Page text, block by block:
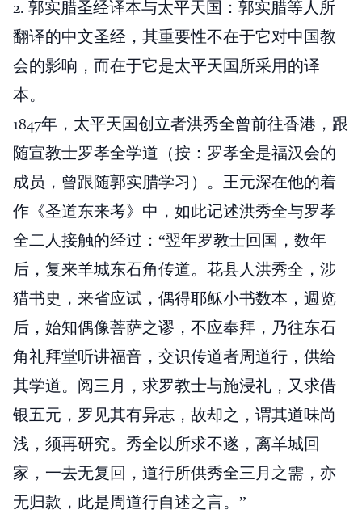
2. 郭实腊圣经译本与太平天国：郭实腊等人所
翻译的中文圣经，其重要性不在于它对中国教
会的影响，而在于它是太平天国所采用的译
本。
1847年，太平天国创立者洪秀全曾前往香港，跟
随宣教士罗孝全学道（按：罗孝全是福汉会的
成员，曾跟随郭实腊学习）。王元深在他的着
作《圣道东来考》中，如此记述洪秀全与罗孝
全二人接触的经过：“翌年罗教士回国，数年
后，复来羊城东石角传道。花县人洪秀全，涉
猎书史，来省应试，偶得耶稣小书数本，週览
后，始知偶像菩萨之谬，不应奉拜，乃往东石
角礼拜堂听讲福音，交识传道者周道行，供给
其学道。阅三月，求罗教士与施浸礼，又求借
银五元，罗见其有异志，故却之，谓其道味尚
浅，须再研究。秀全以所求不遂，离羊城回
家，一去无复回，道行所供秀全三月之需，亦
无归款，此是周道行自述之言。”